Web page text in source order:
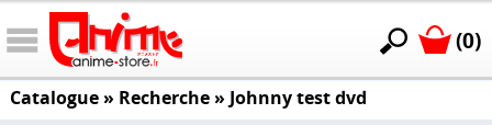
(0)
Catalogue» Recherche » Johnny test dvd